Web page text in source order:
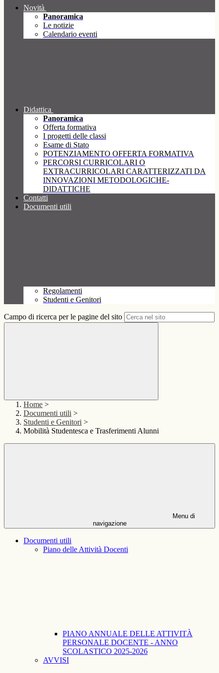
Novità
Panoramica
Le notizie
Calendario eventi
Didattica
Panoramica
Offerta formativa
I progetti delle classi
Esame di Stato
POTENZIAMENTO OFFERTA FORMATIVA
PERCORSI CURRICOLARI O
EXTRACURRICOLARI CARATTERIZZATI DA
INNOVAZIONI METODOLOGICHE-
DIDATTICHE
Contatti
Documenti utili
Regolamenti
Studenti e Genitori
Campo di ricerca per le pagine del sito
Home >
Documenti utili >
Studenti e Genitori >
Mobilità Studentesca e Trasferimenti Alunni
Menu di
navigazione
Documenti utili
Piano delle Attività Docenti
PIANO ANNUALE DELLE ATTIVITÀ
PERSONALE DOCENTE - ANNO
SCOLASTICO 2025-2026
AVVISI